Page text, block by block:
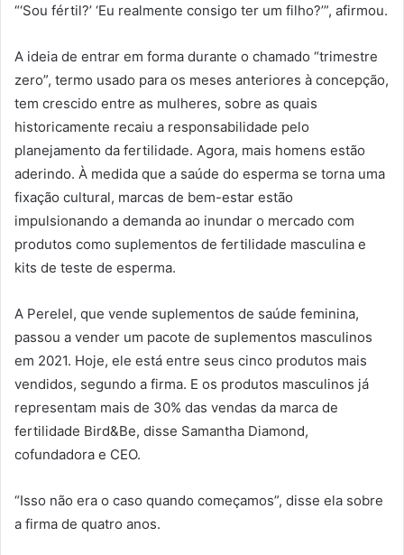
“‘Sou fértil?’ ‘Eu realmente consigo ter um filho?’”, afirmou.
A ideia de entrar em forma durante o chamado “trimestre
zero”, termo usado para os meses anteriores à concepção,
tem crescido entre as mulheres, sobre as quais
historicamente recaiu a responsabilidade pelo
planejamento da fertilidade. Agora, mais homens estão
aderindo. À medida que a saúde do esperma se torna uma
fixação cultural, marcas de bem-estar estão
impulsionando a demanda ao inundar o mercado com
produtos como suplementos de fertilidade masculina e
kits de teste de esperma.
A Perelel, que vende suplementos de saúde feminina,
passou a vender um pacote de suplementos masculinos
em 2021. Hoje, ele está entre seus cinco produtos mais
vendidos, segundo a firma. E os produtos masculinos já
representam mais de 30% das vendas da marca de
fertilidade Bird&Be, disse Samantha Diamond,
cofundadora e CEO.
“Isso não era o caso quando começamos”, disse ela sobre
a firma de quatro anos.